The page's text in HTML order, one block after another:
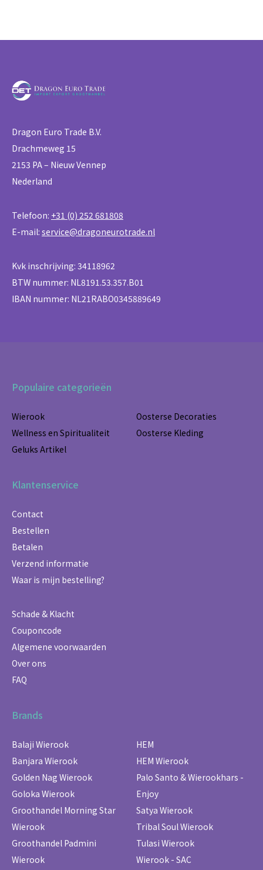
Dragon Euro Trade B.V.
Drachmeweg 15
2153 PA – Nieuw Vennep
Nederland
Telefoon: +31 (0) 252 681808
E-mail: service@dragoneurotrade.nl
Kvk inschrijving: 34118962
BTW nummer: NL8191.53.357.B01
IBAN nummer: NL21RABO0345889649
Populaire categorieën
Wierook
Wellness en Spiritualiteit
Geluks Artikel
Oosterse Decoraties
Oosterse Kleding
Klantenservice
Contact
Bestellen
Betalen
Verzend informatie
Waar is mijn bestelling?
Schade & Klacht
Couponcode
Algemene voorwaarden
Over ons
FAQ
Brands
Balaji Wierook
Banjara Wierook
Golden Nag Wierook
Goloka Wierook
Groothandel Morning Star
Wierook
Groothandel Padmini
Wierook
HEM
HEM Wierook
Palo Santo & Wierookhars -
Enjoy
Satya Wierook
Tribal Soul Wierook
Tulasi Wierook
Wierook - SAC